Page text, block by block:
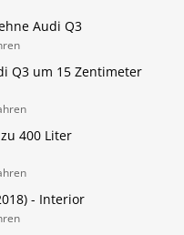
Audi Q3
Q3 um 15 Zentimeter
400 Liter
- Interior